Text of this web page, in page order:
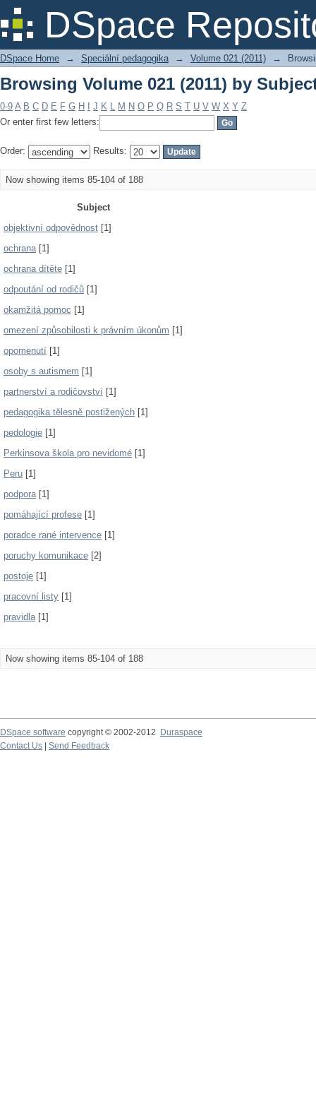
DSpace
Browsing Volume 021 (2011) by
DSpace Home → Speciální pedagogika → Volume 021 (2011) →
Browsing Volume 021 (2011) by
0-9 A B C D E F G H J K L M N O P Q R S T U V W X Y Z
Or enter first few letters:
Order: Results:
Now showing items 85-104 of 188
Subject
objektivní odpovědnost [1]
ochrana[1]
ochrana dítěte [1]
odpoutání od rodičů [1]
okamžitá pomoc [1]
omezení způsobilosti k právním úkonům [1]
opomenutí [1]
osoby s autismem [1]
partnerství a rodičovství [1]
pedagogika tělesně postižených [1]
pedologie [1]
Perkinsova škola pro nevidomé [1]
Peru [1]
podpora[1]
pomáhající profese [1]
poradce rané intervence [1]
poruchy komunikace [2]
postoje [1]
pracovní listy [1]
pravidla[1]
Now showing items 85-104 of 188
DSpace software copyright © 2002-2012
Duraspace
Contact Us
Send Feedback